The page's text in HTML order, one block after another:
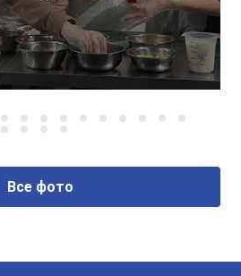
Все фото